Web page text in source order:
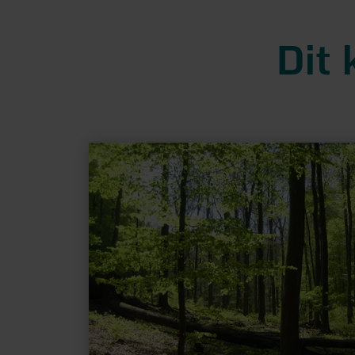
Dit
meer
informatie
over:
Nationalparkforstamt
Eifel